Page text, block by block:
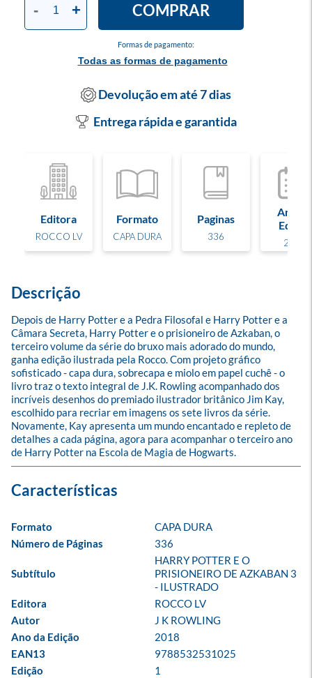
Formas de pagamento:
Todas as formas de pagamento
- + COMPRAR
Devolução em até 7 dias
Entrega rápida e garantida
Editora
ROCCO LV
Formato
CAPA DURA
Paginas
336
Ano de
Edição
2018
Descrição
Depois de Harry Potter e a Pedra Filosofal e Harry Potter e a
Câmara Secreta, Harry Potter e o prisioneiro de Azkaban, o
terceiro volume da série do bruxo mais adorado do mundo,
ganha edição ilustrada pela Rocco. Com projeto gráfico
sofisticado - capa dura, sobrecapa e miolo em papel cuchê - o
livro traz o texto integral de J.K. Rowling acompanhado dos
incríveis desenhos do premiado ilustrador britânico Jim Kay,
escolhido para recriar em imagens os sete livros da série.
Novamente, Kay apresenta um mundo encantado e repleto de
detalhes a cada página, agora para acompanhar o terceiro ano
de Harry Potter na Escola de Magia de Hogwarts.
Formato
CAPA DURA
Número de Páginas
336
Subtítulo
HARRY POTTER E O
PRISIONEIRO DE AZKABAN 3
- ILUSTRADO
Editora
ROCCO LV
Autor
J K ROWLING
Ano da Edição
2018
EAN13
9788532531025
Edição
1